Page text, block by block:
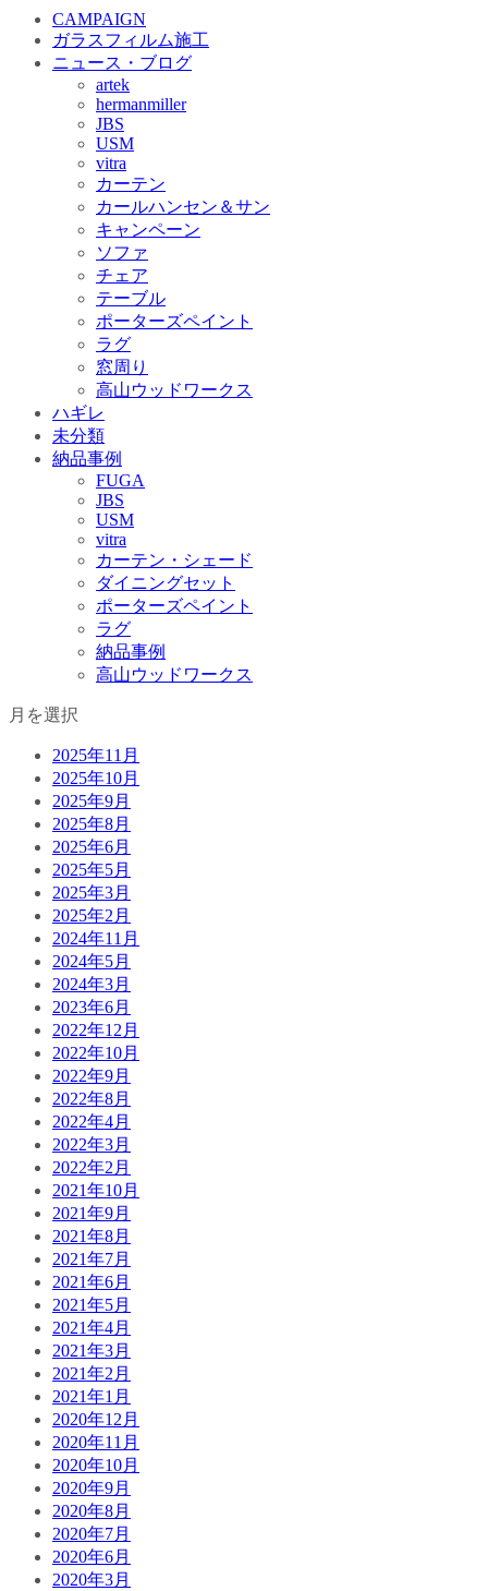
CAMPAIGN
ガラスフィルム施工
ニュース・ブログ
artek
hermanmiller
JBS
USM
vitra
カーテン
カールハンセン＆サン
キャンペーン
ソファ
チェア
テーブル
ポーターズペイント
ラグ
窓周り
高山ウッドワークス
ハギレ
未分類
納品事例
FUGA
JBS
USM
vitra
カーテン・シェード
ダイニングセット
ポーターズペイント
ラグ
納品事例
高山ウッドワークス
月を選択
2025年11月
2025年10月
2025年9月
2025年8月
2025年6月
2025年5月
2025年3月
2025年2月
2024年11月
2024年5月
2024年3月
2023年6月
2022年12月
2022年10月
2022年9月
2022年8月
2022年4月
2022年3月
2022年2月
2021年10月
2021年9月
2021年8月
2021年7月
2021年6月
2021年5月
2021年4月
2021年3月
2021年2月
2021年1月
2020年12月
2020年11月
2020年10月
2020年9月
2020年8月
2020年7月
2020年6月
2020年3月